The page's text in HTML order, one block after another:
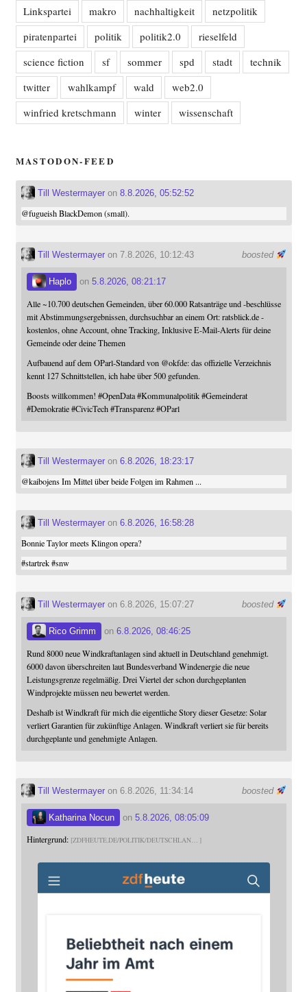
Linkspartei makro nachhaltigkeit
netzpolitik
piratenpartei
politik politik2.0
rieselfeld
science fiction
sf sommer spd stadt
technik
twitter
wahlkampf wald
web2.0
winfried kretschmann
winter wissenschaft
MASTODON-FEED
Till Westermayeron 8.8.2026, 05:52:52
@fugueishBlackDemon (small).
boosted
Till Westermayeron 7.8.2026, 10:12:43
Haplo on 5.8.2026, 08:21:17
Alle ~10.700 deutschen Gemeinden, über 60.000 Ratsanträge und -beschlüsse
mit Abstimmungsergebnissen, durchsuchbar an einem Ort: ratsblick.de -
kostenlos, ohne Account, ohne Tracking, Inklusive E-Mail-Alerts für deine
Gemeinde oder deine Themen
Aufbauend auf dem OParl-Standard von @okfde: das offizielle Verzeichnis
kennt 127 Schnittstellen, ich habe über 500 gefunden.
Boosts willkommen! #OpenData #Kommunalpolitik #Gemeinderat
#Demokratie #CivicTech #Transparenz #OParl
Till Westermayeron 6.8.2026, 18:23:17
@kaibojensIm Mittel über beide Folgen im Rahmen ...
Till Westermayeron 6.8.2026, 16:58:28
Bonnie Taylor meets Klingon opera?
#startrek #snw
boosted
Till Westermayeron 6.8.2026, 15:07:27
Rico Grimm on 6.8.2026, 08:46:25
Rund 8000 neue Windkraftanlagen sind aktuell in Deutschland genehmigt.
6000 davon überschreiten laut Bundesverband Windenergie die neue
Leistungsgrenze regelmäßig. Drei Viertel der schon durchgeplanten
Windprojekte müssen neu bewertet werden.
Deshalb ist Windkraft für mich die eigentliche Story dieser Gesetze: Solar
verliert Garantien für zukünftige Anlagen. Windkraft verliert sie für bereits
durchgeplante und genehmigte Anlagen.
boosted
Till Westermayeron 6.8.2026, 11:34:14
Katharina Nocun on 5.8.2026, 08:05:09
Hintergrund: ZDFHEUTE.DE/POLITIK/DEUTSCHLAN